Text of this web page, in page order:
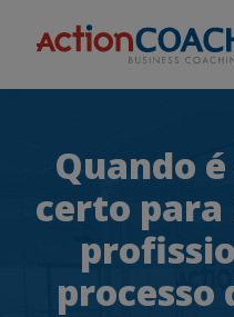
Quando
certo para
processo